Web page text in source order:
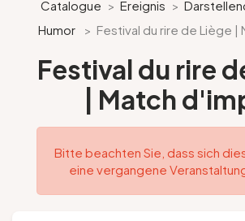
Wie ein Bürger von Lüttich
Meinen Aufenthalt vorbereiten
Unsere Vorschläge
Stadt Lüttich
Catalogue > Ereignis >
Humor
> Festival du rire de Liège |
Festival du rire
| Match
Bitte beachten Sie, dass sich
eine vergangene